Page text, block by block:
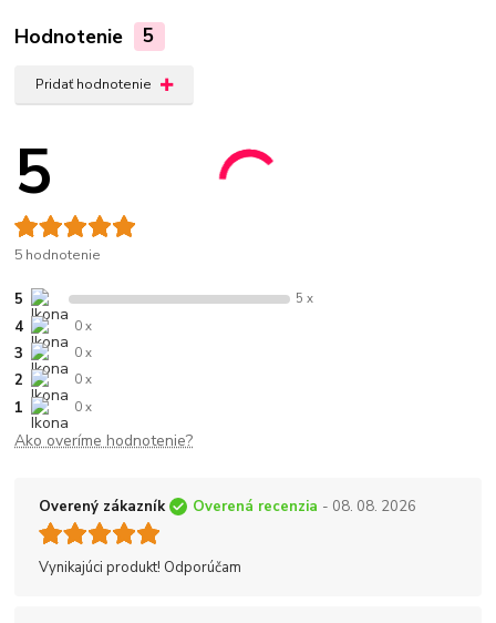
Hodnotenie 5
Pridať hodnotenie
5
5 hodnotenie
5 5 x
4 0 x
3 0 x
2 0 x
1 0 x
Ako overíme hodnotenie?
Overený zákazník Overená recenzia - 08. 08. 2026
Vynikajúci produkt! Odporúčam